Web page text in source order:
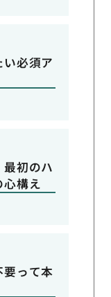
必須ア
初のハ
構え
って本